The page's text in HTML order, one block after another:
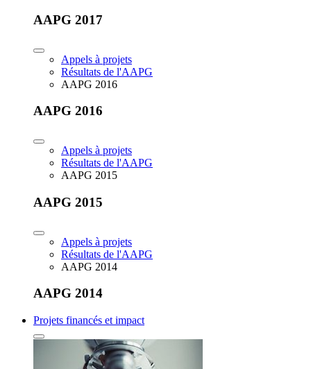
AAPG 2017
Appels à projets
Résultats de l'AAPG
AAPG 2016
AAPG 2016
Appels à projets
Résultats de l'AAPG
AAPG 2015
AAPG 2015
Appels à projets
Résultats de l'AAPG
AAPG 2014
AAPG 2014
Projets financés et impact